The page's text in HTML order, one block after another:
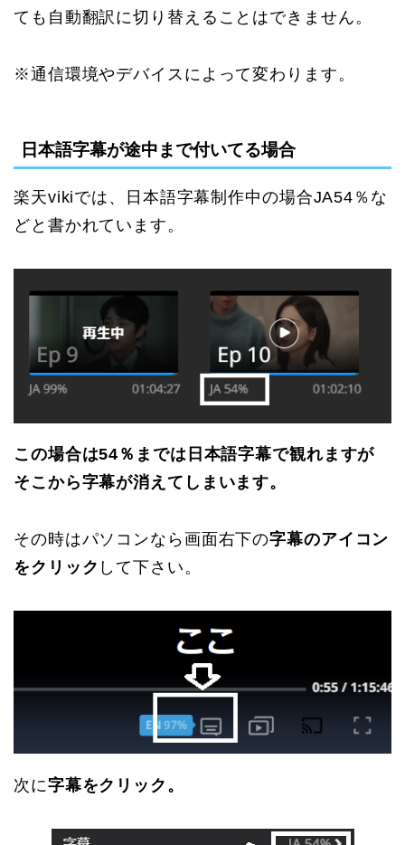
ても自動翻訳に切り替えることはできません。
※通信環境やデバイスによって変わります。
日本語字幕が途中まで付いてる場合
楽天vikiでは、日本語字幕制作中の場合JA54％な
どと書かれています。
この場合は54％までは日本語字幕で観れますが
そこから字幕が消えてしまいます。
その時はパソコンなら画面右下の字幕のアイコン
をクリック して下さい。
次に字幕をクリック。